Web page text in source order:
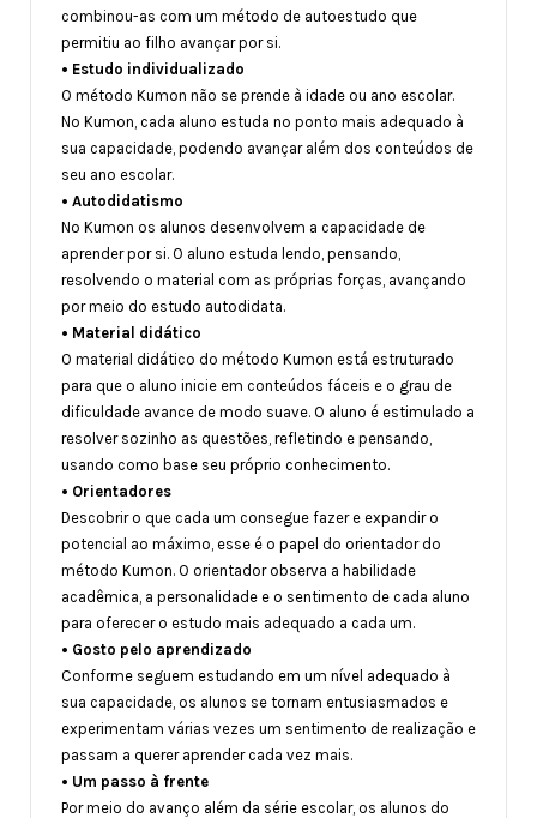
combinou-as com um método de autoestudo que
permitiu ao filho avançar por si.
• Estudo individualizado
O método Kumon não se prende à idade ou ano escolar.
No Kumon, cada aluno estuda no ponto mais adequado à
sua capacidade, podendo avançar além dos conteúdos de
seu ano escolar.
• Autodidatismo
No Kumon os alunos desenvolvem a capacidade de
aprender por si. O aluno estuda lendo, pensando,
resolvendo o material com as próprias forças, avançando
por meio do estudo autodidata.
• Material didático
O material didático do método Kumon está estruturado
para que o aluno inicie em conteúdos fáceis e o grau de
dificuldade avance de modo suave. O aluno é estimulado a
resolver sozinho as questões, refletindo e pensando,
usando como base seu próprio conhecimento.
• Orientadores
Descobrir o que cada um consegue fazer e expandir o
potencial ao máximo, esse é o papel do orientador do
método Kumon. O orientador observa a habilidade
acadêmica, a personalidade e o sentimento de cada aluno
para oferecer o estudo mais adequado a cada um.
• Gosto pelo aprendizado
Conforme seguem estudando em um nível adequado à
sua capacidade, os alunos se tornam entusiasmados e
experimentam várias vezes um sentimento de realização e
passam a querer aprender cada vez mais.
• Um passo à frente
Por meio do avanço além da série escolar, os alunos do